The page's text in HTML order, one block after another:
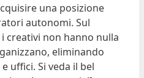
una posizione
autonomi. Sul
creativi non hanno nulla
eliminando
uffici. Si veda il bel